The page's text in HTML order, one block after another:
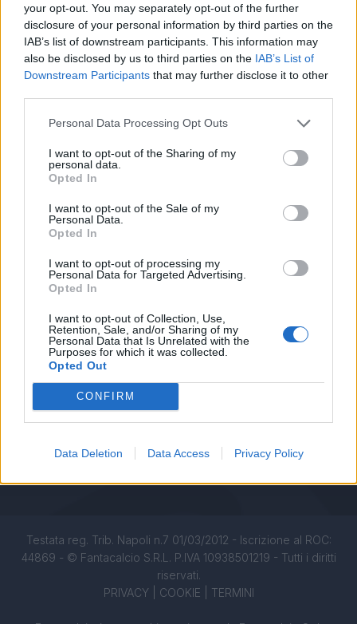
your opt-out. You may separately opt-out of the further
disclosure of your personal information by third parties on the
IAB’s list of downstream participants. This information may
also be disclosed by us to third parties on the IAB’s List of
Downstream Participants that may further disclose it to other
Personal Data Processing Opt Outs
I want to opt-out of the Sharing of my
personal data.
Opted In
I want to opt-out of the Sale of my
Personal Data.
Opted In
I want to opt-out of processing my
Personal Data for Targeted Advertising.
Opted In
I want to opt-out of Collection, Use,
Retention, Sale, and/or Sharing of my
Personal Data that Is Unrelated with the
Purposes for which it was collected.
Opted Out
CONFIRM
Data Deletion Data Access Privacy Policy
Guida per l'asta perfetta
FantaAsta Live
FantaAsta Buzz
Voti Fantacalcio Serie A
Rigoristi Serie A
FantaAsta Live
Supporto
Contatti
Impostazioni privacy
Lavora con noi
Chi siamo
Fantacalcio S.r.l.
Via G. Porzio - CdN, Is. F4
80143, Napoli
Pubblicità su Fantacalcio?
Testata reg. Trib. Napoli n.7 01/03/2012 - Iscrizione al ROC:
44869 - © Fantacalcio S.R.L. P.IVA 10938501219 - Tutti i diritti
riservati.
PRIVACY| COOKIE TERMINI